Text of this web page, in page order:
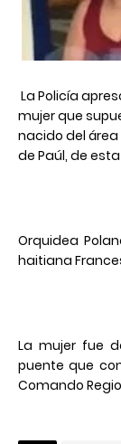
La Policía
mujer que
nacido del
de Paúl, de
Orquidea
haitiana
La mujer fue
puente que
Comando